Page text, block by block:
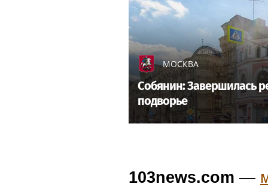
МОСКВА
Собянин: Завершилась
подворье
103news.com —